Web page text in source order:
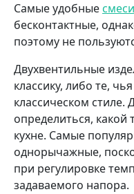
Самые удобные
бесконтактные,
поэтому не
Двухвентильные
классику, либо те,
классическом стиле.
определиться, какой
кухне. Самые
однорычажные,
при регулировке
задаваемого напора.